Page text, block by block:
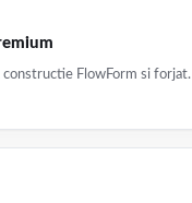
constructie FlowForm si forjat.